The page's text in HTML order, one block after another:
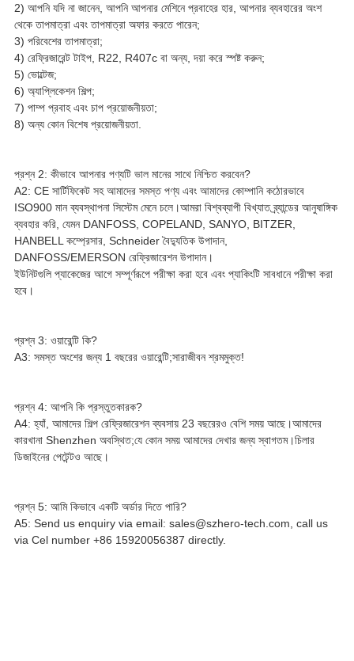
2) আপনি যদি না জানেন, আপনি আপনার মেশিনে প্রবাহের হার, আপনার ব্যবহারের অংশ
থেকে তাপমাত্রা এবং তাপমাত্রা অফার করতে পারেন;
3) পরিবেশের তাপমাত্রা;
4) রেফ্রিজারেন্ট টাইপ, R22, R407c বা অন্য, দয়া করে স্পষ্ট করুন;
5) ভোল্টেজ;
6) অ্যাপ্লিকেশন শিল্প;
7) পাম্প প্রবাহ এবং চাপ প্রয়োজনীয়তা;
8) অন্য কোন বিশেষ প্রয়োজনীয়তা.
প্রশ্ন 2: কীভাবে আপনার পণ্যটি ভাল মানের সাথে নিশ্চিত করবেন?
A2: CE সার্টিফিকেট সহ আমাদের সমস্ত পণ্য এবং আমাদের কোম্পানি কঠোরভাবে
ISO900 মান ব্যবস্থাপনা সিস্টেম মেনে চলে।আমরা বিশ্বব্যাপী বিখ্যাত ব্র্যান্ডের আনুষাঙ্গিক
ব্যবহার করি, যেমন DANFOSS, COPELAND, SANYO, BITZER,
HANBELL কম্প্রেসার, Schneider বৈদ্যুতিক উপাদান,
DANFOSS/EMERSON রেফ্রিজারেশন উপাদান।
ইউনিটগুলি প্যাকেজের আগে সম্পূর্ণরূপে পরীক্ষা করা হবে এবং প্যাকিংটি সাবধানে পরীক্ষা করা
হবে।
প্রশ্ন 3: ওয়ারেন্টি কি?
A3: সমস্ত অংশের জন্য 1 বছরের ওয়ারেন্টি;সারাজীবন শ্রমমুক্ত!
প্রশ্ন 4: আপনি কি প্রস্তুতকারক?
A4: হ্যাঁ, আমাদের শিল্প রেফ্রিজারেশন ব্যবসায় 23 বছরেরও বেশি সময় আছে।আমাদের
কারখানা Shenzhen অবস্থিত;যে কোন সময় আমাদের দেখার জন্য স্বাগতম।চিলার
ডিজাইনের পেটেন্টও আছে।
প্রশ্ন 5: আমি কিভাবে একটি অর্ডার দিতে পারি?
A5: Send us enquiry via email: sales@szhero-tech.com, call us
via Cel number +86 15920056387 directly.